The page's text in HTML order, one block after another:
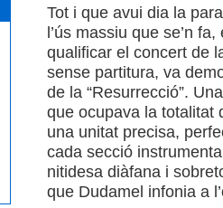
Tot i que avui dia la
l’ús massiu que se’n
qualificar el concert de
sense partitura, va
de la “Resurrecció”.
que ocupava la totalitat
una unitat precisa,
cada secció
nitidesa diàfana i
que Dudamel infonia a